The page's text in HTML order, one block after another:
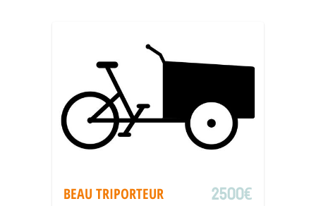
BEAU TRIPORTEUR 2500€